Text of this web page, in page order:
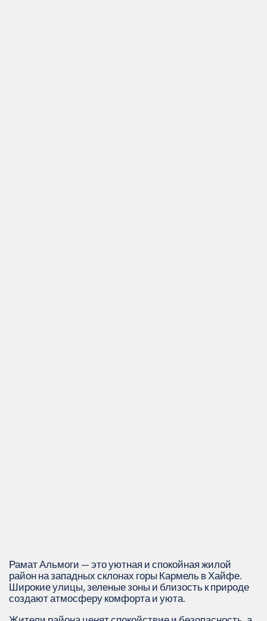
Рамат Альмоги — это уютная и спокойная жилой
район на западных склонах горы Кармель в Хайфе.
Широкие улицы, зеленые зоны и близость к природе
создают атмосферу комфорта и уюта.